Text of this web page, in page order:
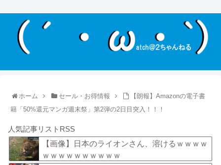
ホーム セール・お得情報
【朗報】Amazonの電子書
籍「50%還元マンガ週末祭」第2弾の2日目突入！！！
人気記事リストRSS
【画像】日本のライオンさん、溶けるｗｗｗｗ
ｗｗｗｗｗｗｗｗｗｗ